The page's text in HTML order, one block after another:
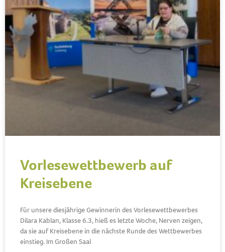
Vorlesewettbewerb auf
Kreisebene
Für unsere diesjährige Gewinnerin des Vorlesewettbewerbes
Dilara Kablan, Klasse 6.3, hieß es letzte Woche, Nerven zeigen,
da sie auf Kreisebene in die nächste Runde des Wettbewerbes
einstieg. Im Großen Saal